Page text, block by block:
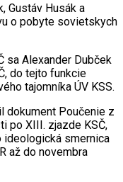
Gustáv Husák a
o pobyte sovietskych
sa Alexander Dubček
do tejto funkcie
tajomníka ÚV KSS.
dokument Poučenie z
po XIII. zjazde KSČ,
ideologická smernica
až do novembra